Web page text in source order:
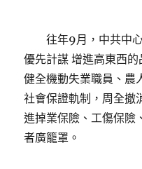
往年9月，中共中
優先計謀 增進高東西
健全機動失業職員、農
社會保證軌制，周全撤
進掉業保險、工傷保險
者廣籠罩。